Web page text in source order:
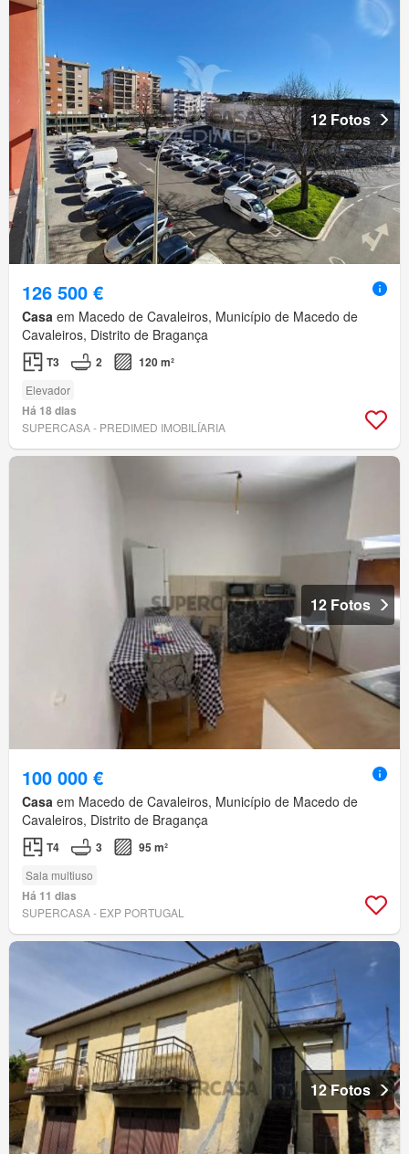
12 Fotos
126 500 €
Casa em Macedo de Cavaleiros, Município de Macedo de
Cavaleiros, Distrito de Bragança
T3 2 120 m²
Elevador
Há 18 dias
SUPERCASA - PREDIMED IMOBILÍARIA
12 Fotos
100 000 €
Casa em Macedo de Cavaleiros, Município de Macedo de
Cavaleiros, Distrito de Bragança
T4 3 95 m²
Sala multiuso
Há 11 dias
SUPERCASA - EXP PORTUGAL
12 Fotos